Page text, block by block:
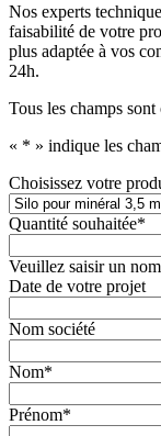
Nos experts
faisabilité de votre
plus adaptée à vos
24h.
Tous les champs
« * » indique les
Choisissez votre
Quantité souhaitée*
Veuillez saisir un
Date de votre projet
Nom société
Nom*
Prénom*